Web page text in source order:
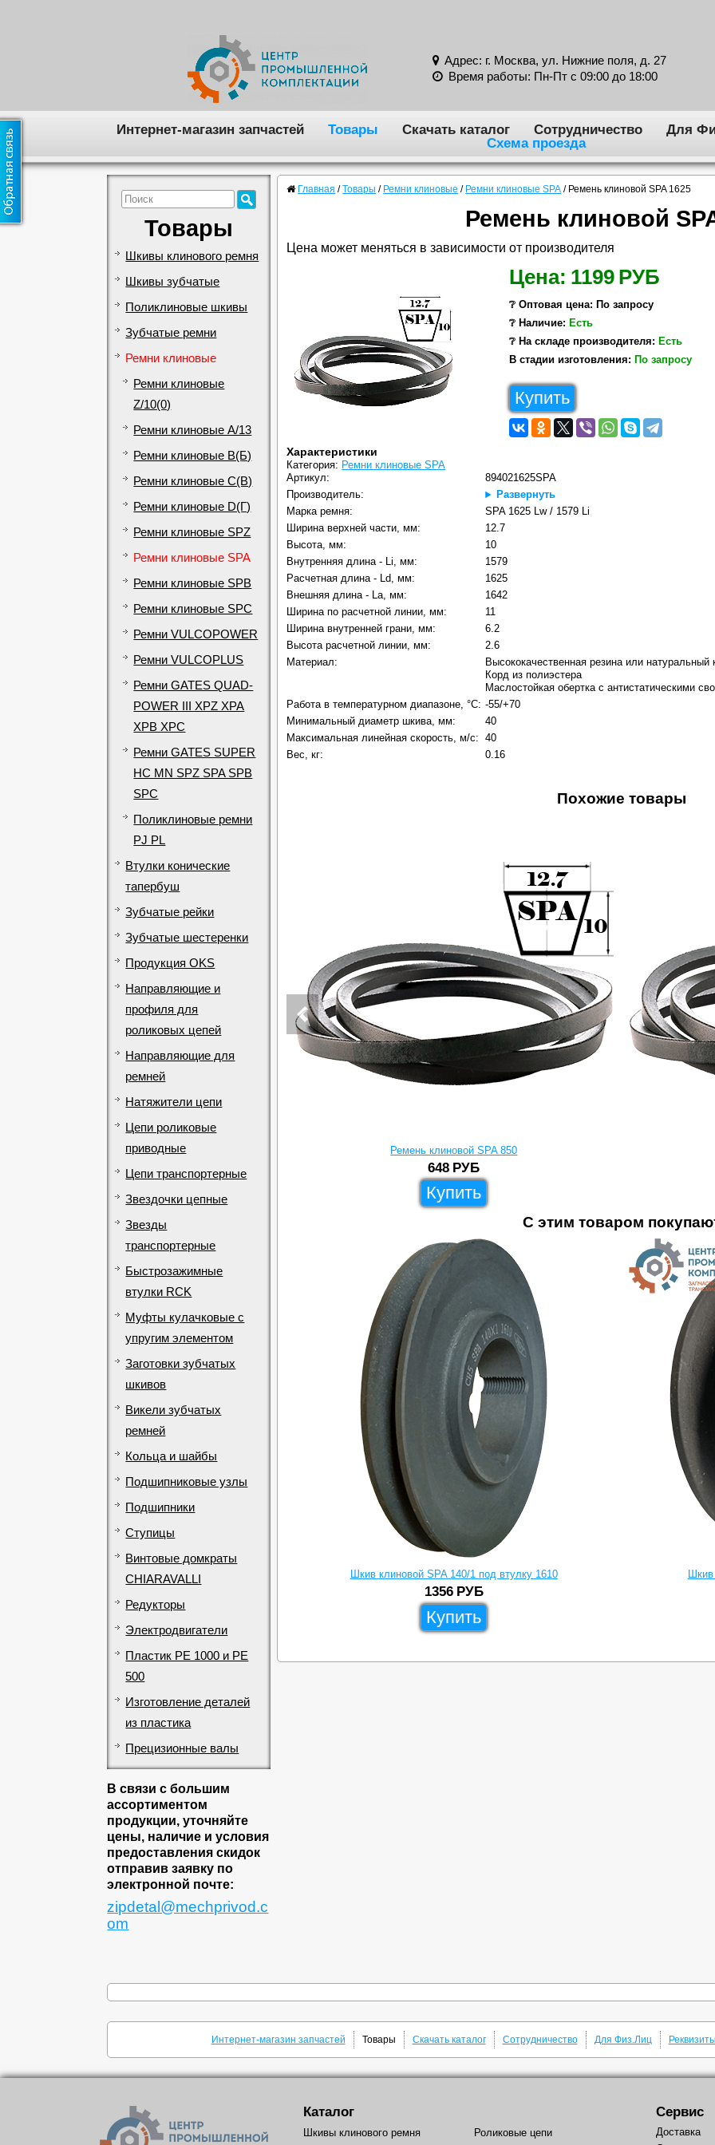
Адрес: г. Москва, ул. Нижние поля, д. 27
Время работы: Пн-Пт с 09:00 до 18:00
Интернет-магазин запчастей Товары Скачать каталог Сотрудничество Для
Схема проезда
Товары
Шкивы клинового ремня
Шкивы зубчатые
Поликлиновые шкивы
Зубчатые ремни
Ремни клиновые
Ремни клиновые
Z/10(0)
Ремни клиновые A/13
Ремни клиновые B(Б)
Ремни клиновые C(В)
Ремни клиновые D(Г)
Ремни клиновые SPZ
Ремни клиновые SPA
Ремни клиновые SPB
Ремни клиновые SPC
Ремни VULCOPOWER
Ремни VULCOPLUS
Ремни GATES QUAD-
POWER III XPZ XPA
XPB XPC
Ремни GATES SUPER
HC MN SPZ SPA SPB
SPC
Поликлиновые ремни
PJ PL
Втулки конические
тапербуш
Зубчатые рейки
Зубчатые шестеренки
Продукция OKS
Направляющие и
профиля для
роликовых цепей
Направляющие для
ремней
Натяжители цепи
Цепи роликовые
приводные
Цепи транспортерные
Звездочки цепные
Звезды
транспортерные
Быстрозажимные
втулки RCK
Муфты кулачковые с
упругим элементом
Заготовки зубчатых
шкивов
Викели зубчатых
ремней
Кольца и шайбы
Подшипниковые узлы
Подшипники
Ступицы
Винтовые домкраты
CHIARAVALLI
Редукторы
Электродвигатели
Пластик PE 1000 и PE
500
Изготовление деталей
из пластика
Прецизионные валы
В связи с большим
ассортиментом
продукции, уточняйте
цены, наличие и условия
предоставления скидок
отправив заявку по
электронной почте:
zipdetal@mechprivod.c
om
Главная / Товары / Ремни клиновые / Ремни клиновые SPA / Ремень клиновой SPA 1625
Ремень клиновой
Цена может меняться в зависимости от производителя
Цена: 1199 РУБ
❔ Оптовая цена: По запросу
❔ Наличие: Есть
❔ На складе производителя: Есть
В стадии изготовления: По запросу
Купить
Характеристики
Категория: Ремни клиновые SPA
Артикул:
894021625SPA
Производитель:
Развернуть
Марка ремня:
SPA 1625 Lw / 1579 Li
Ширина верхней части, мм:
12.7
Высота, мм:
10
Внутренняя длина - Li, мм:
1579
Расчетная длина - Ld, мм:
1625
Внешняя длина - La, мм:
1642
Ширина по расчетной линии, мм:
11
Ширина внутренней грани, мм:
6.2
Высота расчетной линии, мм:
2.6
Материал:
Высококачественная резина или натуральный
Корд из полиэстера
Маслостойкая обертка с антистатическими
Работа в температурном диапазоне, °C: -55/+70
Минимальный диаметр шкива, мм:
40
Максимальная линейная скорость, м/с:
40
Вес, кг:
0.16
Похожие товары
Ремень клиновой SPA 850
648 РУБ
Купить
С этим товаром
Шкив клиновой SPA 140/1 под втулку 1610
1356 РУБ
Купить
Интернет-магазин запчастей Товары Скачать каталог Сотрудничество Для Физ.Лиц Реквизиты
Каталог
Шкивы клинового ремня
Роликовые цепи
Сервис
Доставка